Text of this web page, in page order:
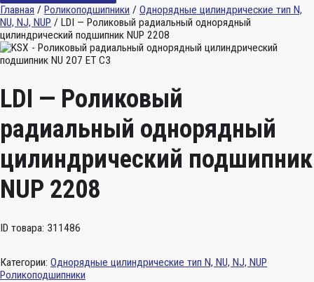
Главная / Роликоподшипники / Однорядные цилиндрические тип N,
NU, NJ, NUP / LDI — Роликовый радиальный однорядный
цилиндрический подшипник NUP 2208
LDI — Роликовый
радиальный однорядный
цилиндрический подшипник
NUP 2208
ID товара: 311486
Категории: Однорядные цилиндрические тип N, NU, NJ, NUP
Роликоподшипники